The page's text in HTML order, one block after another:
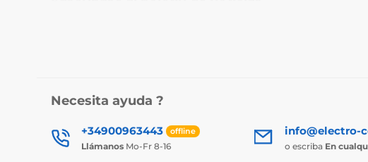
Necesita ayuda ?
+34900963443 offline
Llámanos Mo-Fr 8-16
info@electro-
o escriba En